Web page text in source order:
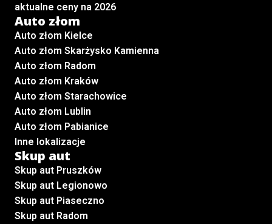
aktualne ceny na 2026
Auto złom
Auto złom Kielce
Auto złom Skarżysko Kamienna
Auto złom Radom
Auto złom Kraków
Auto złom Starachowice
Auto złom Lublin
Auto złom Pabianice
Inne lokalizacje
Skup aut
Skup aut Pruszków
Skup aut Legionowo
Skup aut Piaseczno
Skup aut Radom